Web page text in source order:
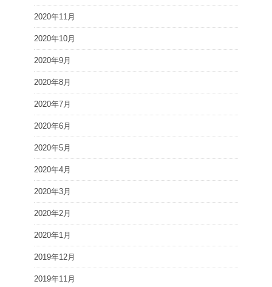
2020年11月
2020年10月
2020年9月
2020年8月
2020年7月
2020年6月
2020年5月
2020年4月
2020年3月
2020年2月
2020年1月
2019年12月
2019年11月